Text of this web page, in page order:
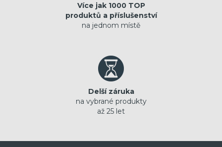
Více jak 1000 TOP
produktů a příslušenství
na jednom místě
Delší záruka
na vybrané produkty
až 25 let